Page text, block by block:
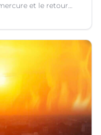
et le retour